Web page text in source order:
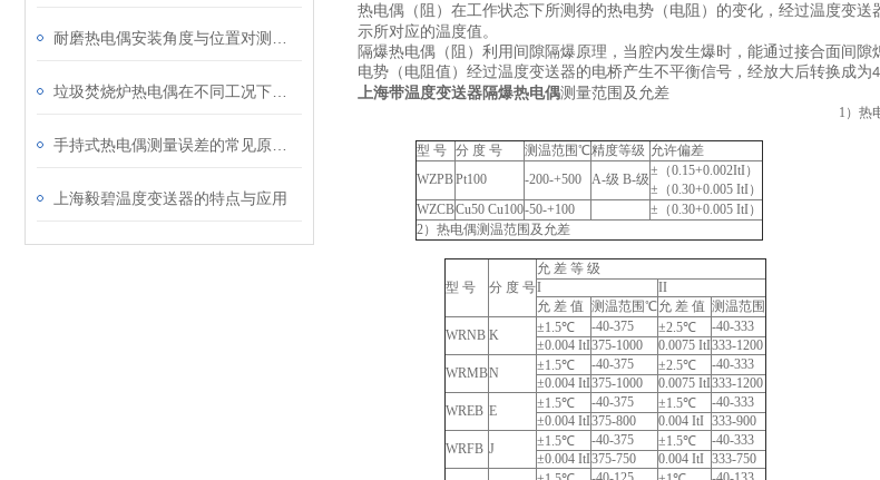
上海毅碧温度变送器的特点与应用
热电偶（阻）在工作状态下所测得的热电势（电阻）的变化，经过温度变
示所对应的温度值。
隔爆热电偶（阻）利用间隙隔爆原理，当腔内发生爆时，能通过接合面间
电势（电阻值）经过温度变送器的电桥产生不平衡信号，经放大后转换成为
上海带温度变送器隔爆热电偶测量范围及允差
1 ）热
型 号 分 度 号 测温范围℃精度等级 允许偏差
WZPBPt100 -200-+500 A-级 B-级
±（0.15+0.002ItI）
±（0.30+0.005 ItI）
WZCBCu50 Cu100-50-+100
±（0.30+0.005 ItI）
2）热电偶测温范围及允差
型 号 分 度 号
允 差 等 级
I
II
允 差 值 测温范围℃允 差 值 测温范围
WRNB K ±1.5℃ -40-375 ±2.5℃
-40-333
±0.004 ItI375-1000 0.0075 ItI333-1200
WRMBN ±1.5℃ -40-375 ±2.5℃
-40-333
±0.004 ItI375-1000 0.0075 ItI333-1200
WREB E ±1.5℃ -40-375 ±1.5℃
-40-333
±0.004 ItI375-800 0.004 ItI 333-900
WRFB J ±1.5℃ -40-375 ±1.5℃
-40-333
±0.004 ItI375-750 0.004 ItI 333-750